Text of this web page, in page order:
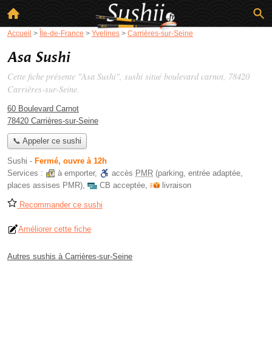
Accueil > Île-de-France > Yvelines > Carrières-sur-Seine
Asa Sushi
Cette fiche présente "Asa Sushi", sushi situé boulevard carnot, 78420
Carrières-sur-Seine.
60 Boulevard Carnot
78420 Carrières-sur-Seine
📞 Appeler ce sushi
Sushi - Fermé, ouvre à 12h
Services :
à emporter, accès PMR (parking, entrée adaptée,
places assises PMR), CB acceptée, livraison
Recommander ce sushi
Améliorer cette fiche
Autres sushis à Carrières-sur-Seine